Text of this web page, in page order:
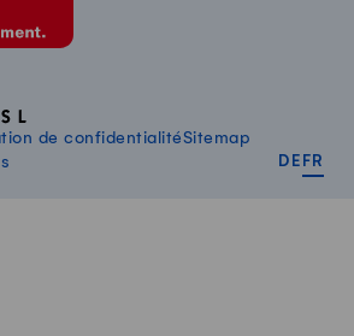
de confidentialitéSitemap
DE FR